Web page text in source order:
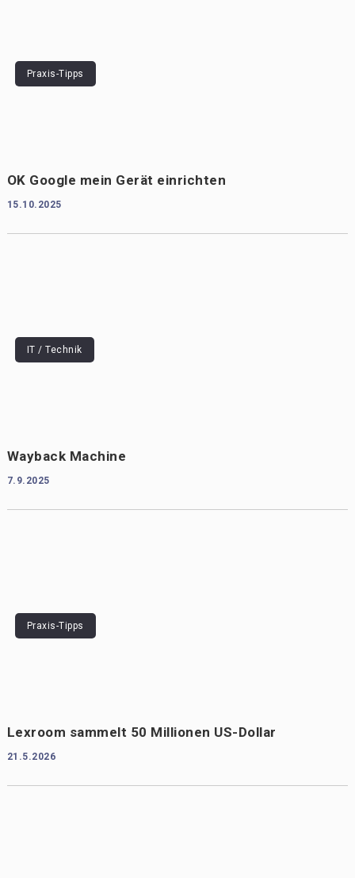
Praxis-Tipps
OK Google mein Gerät einrichten
15.10.2025
IT / Technik
Wayback Machine
7.9.2025
Praxis-Tipps
Lexroom sammelt 50 Millionen US-Dollar
21.5.2026